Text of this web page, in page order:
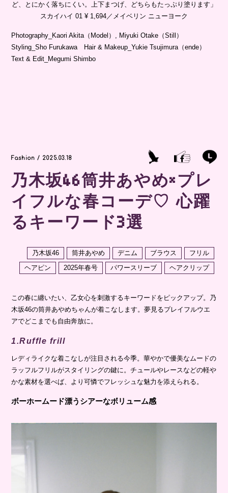
ど、とにかく落ちにくい。上下まつげ、どちらもたっぷり塗ります」
スカイハイ 01 ¥ 1,694／メイベリン ニューヨーク
Photography_Kaori Akita（Model）, Miyuki Otake（Still）
Styling_Sho Furukawa Hair & Makeup_Yukie Tsujimura（ende）
Text & Edit_Megumi Shimbo
Fashion / 2025.03.18
乃木坂46筒井あやめ×プレ
イフルな春コーデ♡ 心躍
るキーワード3選
乃木坂46 筒井あやめ デニム ブラウス
フリル
ヘアピン
2025年春号 パワースリーブ ヘアクリップ
この春に纏いたい、乙女心を刺激するキーワードをピックアップ。乃
木坂46の筒井あやめちゃんが着こなします。夢見るプレイフルウエ
アでどこまでも自由奔放に。
1.Ruffle frill
レディライクな着こなしが注目される今季。華やかで優美なムードの
ラッフルフリルがスタイリングの鍵に。チュールやレースなどの軽や
かな素材を選べば、より可憐でフレッシュな魅力を添えられる。
ボーホームード漂うシアーなボリューム感